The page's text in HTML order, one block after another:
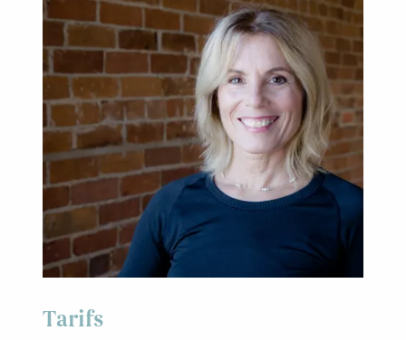
Tarifs